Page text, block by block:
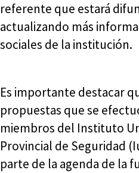
referente que estará
actualizando más
sociales de la institución.
Es importante destacar
propuestas que se
miembros del Instituto
Provincial de Seguridad
parte de la agenda de la